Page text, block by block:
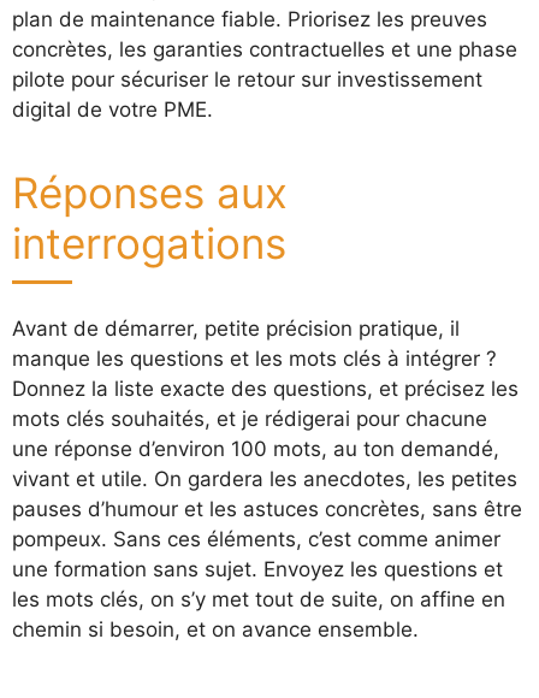
plan de maintenance fiable. Priorisez les preuves
concrètes, les garanties contractuelles et une phase
pilote pour sécuriser le retour sur investissement
digital de votre PME.
Réponses aux
interrogations
Avant de démarrer, petite précision pratique, il
manque les questions et les mots clés à intégrer ?
Donnez la liste exacte des questions, et précisez les
mots clés souhaités, et je rédigerai pour chacune
une réponse d’environ 100 mots, au ton demandé,
vivant et utile. On gardera les anecdotes, les petites
pauses d’humour et les astuces concrètes, sans être
pompeux. Sans ces éléments, c’est comme animer
une formation sans sujet. Envoyez les questions et
les mots clés, on s’y met tout de suite, on affine en
chemin si besoin, et on avance ensemble.